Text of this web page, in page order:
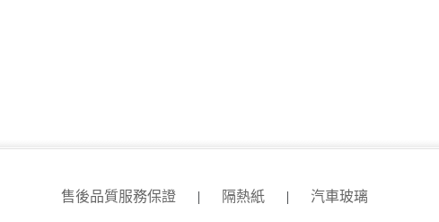
售後品質服務保證 | 隔熱紙 | 汽車玻璃